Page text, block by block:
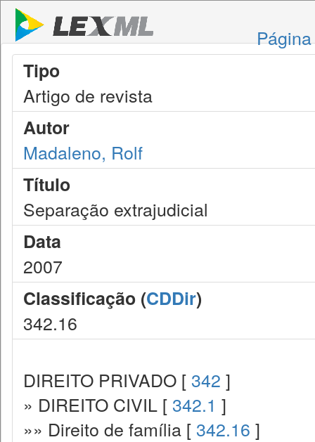
Tipo
Artigo de revista
Autor
Madaleno, Rolf
Título
Separação extrajudicial
Data
2007
Classificação (CDDir)
342.16
DIREITO PRIVADO [ 342 ]
» DIREITO CIVIL [ 342.1 ]
»» Direito de família [ 342.16 ]